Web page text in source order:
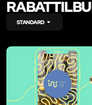
STANDARD